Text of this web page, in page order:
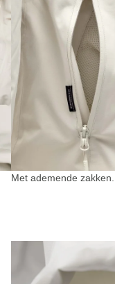
Met ademende zakken.